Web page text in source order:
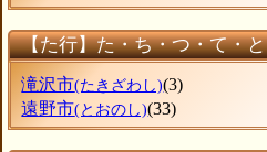
【た行】た・ち・つ・て・と
滝沢市(たきざわし)(3)
遠野市(とおのし)(33)